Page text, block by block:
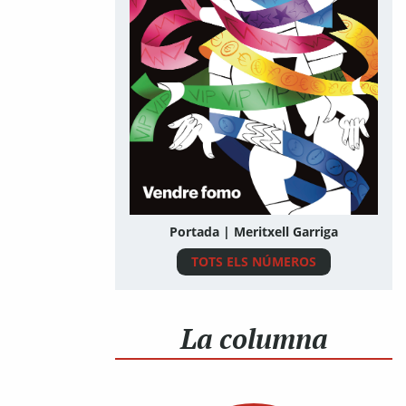
Portada | Meritxell Garriga
TOTS ELS NÚMEROS
La columna